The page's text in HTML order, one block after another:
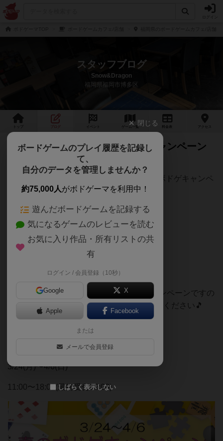
スタッフブログ
Snow&Dragon
福岡県福岡市博多区
ゲーム 一覧 料金 アクセス
【オトク】春休みボードゲームキャンペーン
3/24〜4/6の期間、Snow&Dragonは『春のボドゲキャンペ
ーン』を実施致します‼️
期間中、ボードゲームがなんと
で遊べます✨✨
超超オトクにボードゲームが楽しめるキャンペーンですの
で、これを機にぜひSnow&Dragonにお越しください🎵
キャンペーン期間
3/24(月)〜4/6(日)
11:00〜18:00(最終受付16:00)
閉じる
ボードゲームのプレイ履歴を記録し
て、
自分のデータを管理しませんか？
約75,000人がボドゲーマを利用中！
遊んだボードゲームを記録する
気になるゲームのレビューを読む
お気に入り作品・所有リストの共
有
ログイン / 会員登録（10秒）
Google X
Apple Facebook
または
メールで会員登録
しばらく表示しない